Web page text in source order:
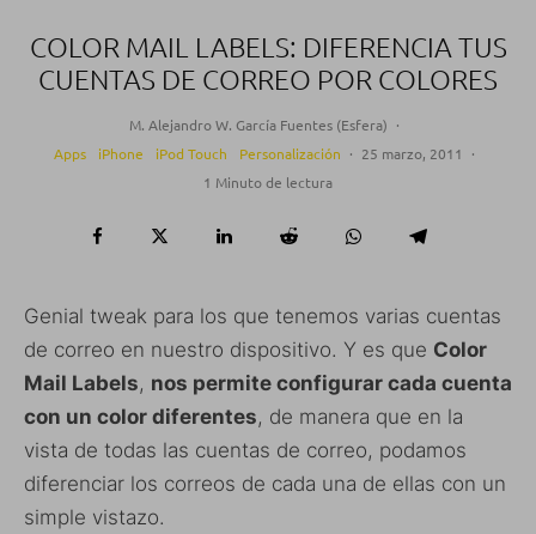
COLOR MAIL LABELS: DIFERENCIA TUS
CUENTAS DE CORREO POR COLORES
M. Alejandro W. García Fuentes (Esfera) ·
Apps
iPhone iPod Touch Personalización · 25 marzo, 2011
·
1 Minuto de lectura
Genial tweak para los que tenemos varias cuentas
de correo en nuestro dispositivo. Y es que Color
Mail Labels, nos permite configurar cada cuenta
con un color diferentes, de manera que en la
vista de todas las cuentas de correo, podamos
diferenciar los correos de cada una de ellas con un
simple vistazo.